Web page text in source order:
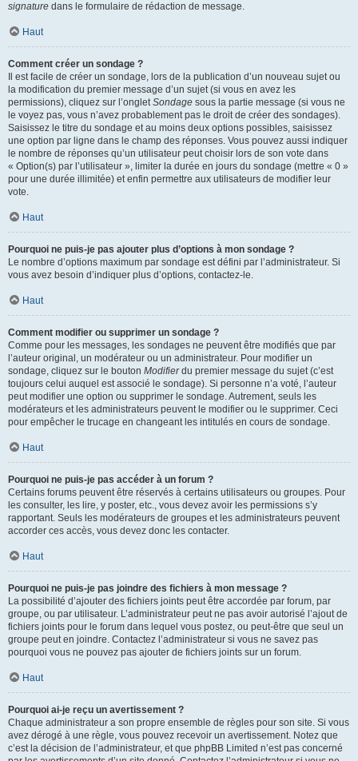
signature dans le formulaire de rédaction de message.
Haut
Comment créer un sondage ?
Il est facile de créer un sondage, lors de la publication d’un nouveau sujet ou
la modification du premier message d’un sujet (si vous en avez les
permissions), cliquez sur l’ongletSondage sous la partie message (si vous ne
le voyez pas, vous n’avez probablement pas le droit de créer des sondages).
Saisissez le titre du sondage et au moins deux options possibles, saisissez
une option par ligne dans le champ des réponses. Vous pouvez aussi indiquer
le nombre de réponses qu’un utilisateur peut choisir lors de son vote dans
« Option(s) par l’utilisateur », limiter la durée en jours du sondage (mettre « 0 »
pour une durée illimitée) et enfin permettre aux utilisateurs de modifier leur
vote.
Haut
Pourquoi ne puis-je pas ajouter plus d’options à mon sondage ?
Le nombre d’options maximum par sondage est défini par l’administrateur. Si
vous avez besoin d’indiquer plus d’options, contactez-le.
Haut
Comment modifier ou supprimer un sondage ?
Comme pour les messages, les sondages ne peuvent être modifiés que par
l’auteur original, un modérateur ou un administrateur. Pour modifier un
sondage, cliquez sur le bouton Modifierdu premier message du sujet (c’est
toujours celui auquel est associé le sondage). Si personne n’a voté, l’auteur
peut modifier une option ou supprimer le sondage. Autrement, seuls les
modérateurs et les administrateurs peuvent le modifier ou le supprimer. Ceci
pour empêcher le trucage en changeant les intitulés en cours de sondage.
Haut
Pourquoi ne puis-je pas accéder à un forum ?
Certains forums peuvent être réservés à certains utilisateurs ou groupes. Pour
les consulter, les lire, y poster, etc., vous devez avoir les permissions s’y
rapportant. Seuls les modérateurs de groupes et les administrateurs peuvent
accorder ces accès, vous devez donc les contacter.
Haut
Pourquoi ne puis-je pas joindre des fichiers à mon message ?
La possibilité d’ajouter des fichiers joints peut être accordée par forum, par
groupe, ou par utilisateur. L’administrateur peut ne pas avoir autorisé l’ajout de
fichiers joints pour le forum dans lequel vous postez, ou peut-être que seul un
groupe peut en joindre. Contactez l’administrateur si vous ne savez pas
pourquoi vous ne pouvez pas ajouter de fichiers joints sur un forum.
Haut
Pourquoi ai-je reçu un avertissement ?
Chaque administrateur a son propre ensemble de règles pour son site. Si vous
avez dérogé à une règle, vous pouvez recevoir un avertissement. Notez que
c’est la décision de l’administrateur, et que phpBB Limited n’est pas concerné